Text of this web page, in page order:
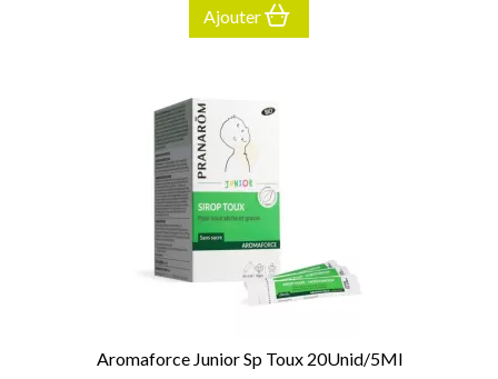
Ajouter
Aromaforce Junior Sp Toux 20Unid/5Ml